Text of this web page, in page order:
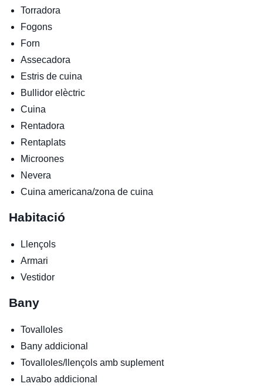
Torradora
Fogons
Forn
Assecadora
Estris de cuina
Bullidor elèctric
Cuina
Rentadora
Rentaplats
Microones
Nevera
Cuina americana/zona de cuina
Habitació
Llençols
Armari
Vestidor
Bany
Tovalloles
Bany addicional
Tovalloles/llençols amb suplement
Lavabo addicional